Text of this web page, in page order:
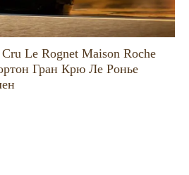
Le Rognet Maison Roche
Гран Крю Ле Ронье